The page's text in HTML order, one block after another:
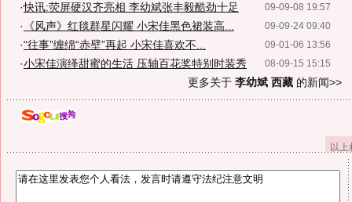
09-09-08 19:57
·快讯:荧屏硬汉齐亮相 李幼斌张丰毅酷劲十足
09-09-24 09:40
· 《风声》红毯群星闪耀 小宋佳黑色裙装高...
09-01-06 13:56
·“往事”缠绵“赤壁”再起 小宋佳喜欢不...
08-09-15 15:15
·小宋佳演绎甜蜜的生活 压轴百花奖特别时装秀
更多关于 李幼斌 西藏 的新闻>>
以